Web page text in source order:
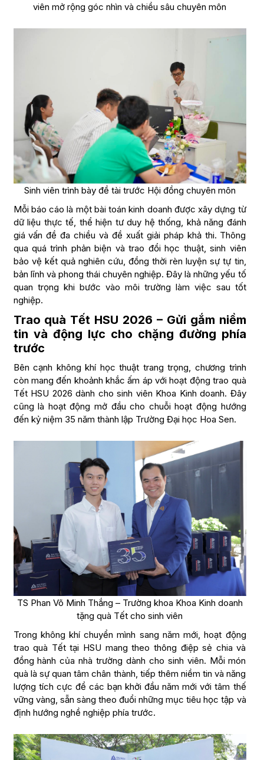
viên mở rộng góc nhìn và chiều sâu chuyên môn
Sinh viên trình bày đề tài trước Hội đồng chuyên môn
Mỗi báo cáo là một bài toán kinh doanh được xây dựng từ
dữ liệu thực tế, thể hiện tư duy hệ thống, khả năng đánh
giá vấn đề đa chiều và đề xuất giải pháp khả thi. Thông
qua quá trình phản biện và trao đổi học thuật, sinh viên
bảo vệ kết quả nghiên cứu, đồng thời rèn luyện sự tự tin,
bản lĩnh và phong thái chuyên nghiệp. Đây là những yếu tố
quan trọng khi bước vào môi trường làm việc sau tốt
nghiệp.
Trao quà Tết HSU 2026 – Gửi gắm niềm
tin và động lực cho chặng đường phía
trước
Bên cạnh không khí học thuật trang trọng, chương trình
còn mang đến khoảnh khắc ấm áp với hoạt động trao quà
Tết HSU 2026 dành cho sinh viên Khoa Kinh doanh. Đây
cũng là hoạt động mở đầu cho chuỗi hoạt động hướng
đến kỷ niệm 35 năm thành lập Trường Đại học Hoa Sen.
TS Phan Võ Minh Thắng – Trường khoa Khoa Kinh doanh
tặng quà Tết cho sinh viên
Trong không khí chuyển mình sang năm mới, hoạt động
trao quà Tết tại HSU mang theo thông điệp sẻ chia và
đồng hành của nhà trường dành cho sinh viên. Mỗi món
quà là sự quan tâm chân thành, tiếp thêm niềm tin và năng
lượng tích cực để các bạn khởi đầu năm mới với tâm thế
vững vàng, sẵn sàng theo đuổi những mục tiêu học tập và
định hướng nghề nghiệp phía trước.